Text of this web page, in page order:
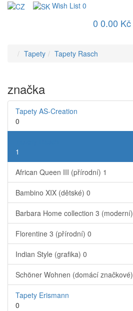
Wish List 0
0 0.00 Kč
Tapety Tapety Rasch
značka
Tapety AS-Creation
0
1
African Queen III (přírodní) 1
Bambino XIX (dětské) 0
Barbara Home collection 3 (moderní)
Florentine 3 (přírodní) 0
Indian Style (grafika) 0
Schöner Wohnen (domácí značkové)
Tapety Erismann
0